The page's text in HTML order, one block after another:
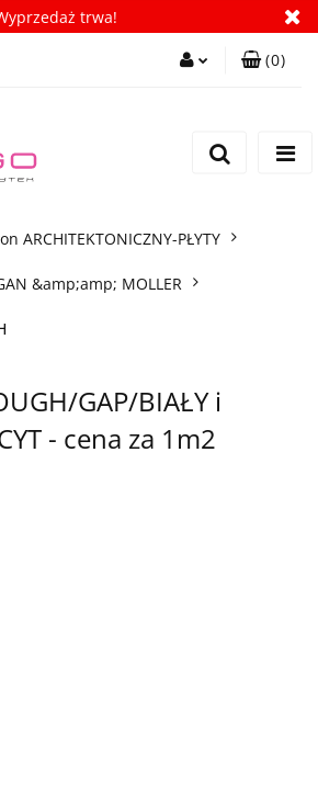
trwa!
(0)
ARCHITEKTONICZNY-PŁYTY
&amp;amp; MOLLER
GAP/BIAŁY i
- cena za 1m2